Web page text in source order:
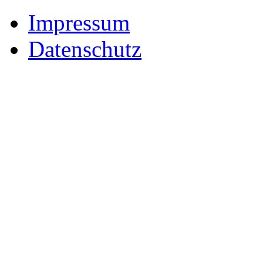
Impressum
Datenschutz